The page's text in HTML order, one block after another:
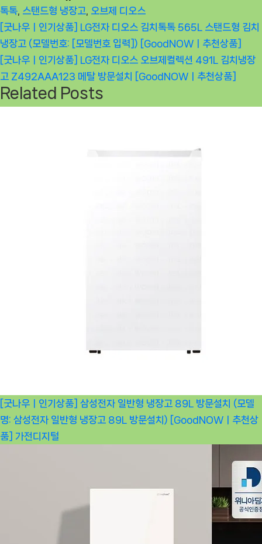
톡톡 스탠드형 냉장고 오브제 디오스
글
탐
색
Previous
Post:
[굿나우ㅣ인기상품] LG전자 디오스 김치톡톡 565L 스탠드형 김치
냉장고 (모델번호: [모델번호 입력]) [GoodNOWㅣ추천상품]
Next
Post:
[굿나우ㅣ인기상품] LG전자 디오스 오브제컬렉션 491L 김치냉장
고 Z492AAA123 메탈 방문설치 [GoodNOWㅣ추천상품]
Related Posts
[굿나우ㅣ인기상품] 삼성전자 일반형 냉장고 89L 방문설치 (모델
명: 삼성전자 일반형 냉장고 89L 방문설치) [GoodNOWㅣ추천상
품] 가전디지털